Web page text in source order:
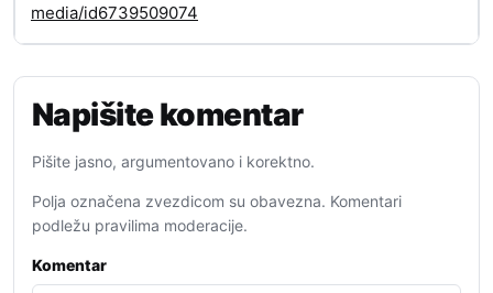
media/id6739509074
Napišite komentar
Pišite jasno, argumentovano i korektno.
Polja označena zvezdicom su obavezna. Komentari
podležu pravilima moderacije.
Komentar